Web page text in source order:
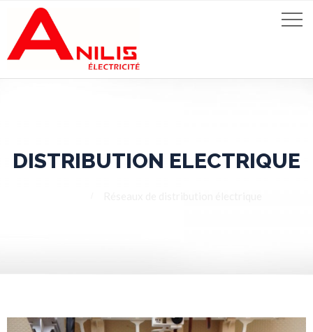
DISTRIBUTION ELECTRIQUE